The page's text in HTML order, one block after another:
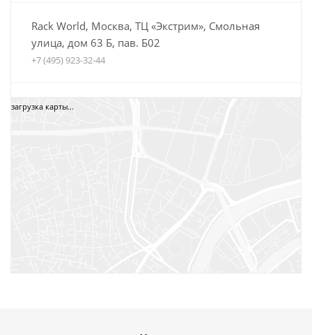
Rack World, Москва, ТЦ «Экстрим», Смольная
улица, дом 63 Б, пав. Б02
+7 (495) 923-32-44
Автобагажники Boxteam.ru, ТЦ СпортЕХ, Москва,
загрузка карты...